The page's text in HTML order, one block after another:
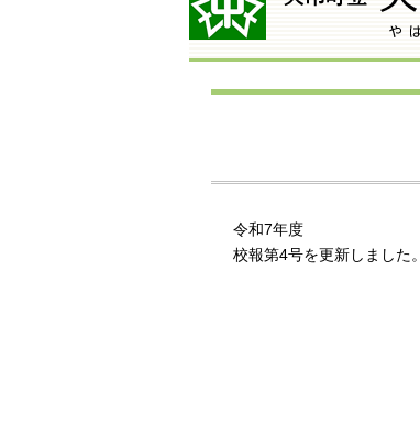
令和7年度
校報第4号を更新しました。